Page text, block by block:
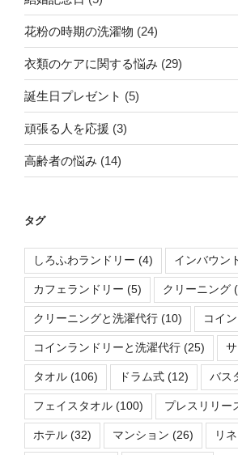
花粉の時期の洗濯物 (24)
衣類のケアに関する悩み (29)
誕生日プレゼント (5)
頑張る人を応援 (3)
高齢者の悩み (14)
タグ
しろふわランドリー (4) インバウン
カフェランドリー (5) クリーニング
クリーニングと洗濯代行 (10) コイ
コインランドリーと洗濯代行 (25)
タオル (106) ドラム式 (12) バス
フェイスタオル (100) プレスリリー
ホテル (32) マンション (26) リ